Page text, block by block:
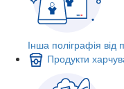
Інша поліграфія від
Продукти